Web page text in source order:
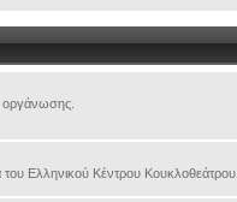
οργάνωσης.
του Ελληνικού Κέντρου Κουκλοθεάτρου.